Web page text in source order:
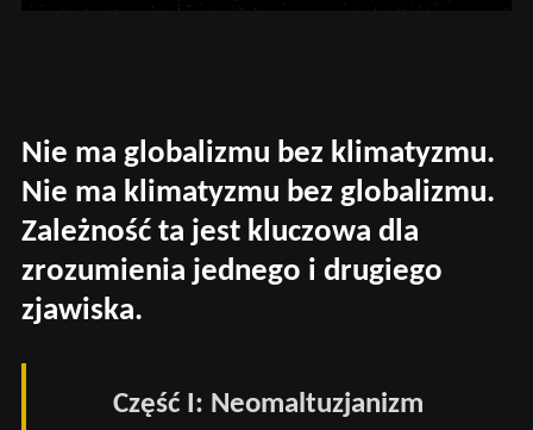
Nie ma globalizmu bez klimatyzmu.
Nie ma klimatyzmu bez globalizmu.
Zależność ta jest kluczowa dla
zrozumienia jednego i drugiego
zjawiska.
Część I: Neomaltuzjanizm